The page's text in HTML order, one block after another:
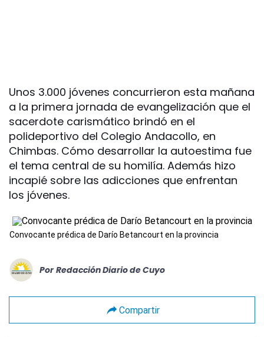
Unos 3.000 jóvenes concurrieron esta mañana
a la primera jornada de evangelización que el
sacerdote carismático brindó en el
polideportivo del Colegio Andacollo, en
Chimbas. Cómo desarrollar la autoestima fue
el tema central de su homilía. Además hizo
incapié sobre las adicciones que enfrentan
los jóvenes.
Convocante prédica de Darío Betancourt en la provincia
Por Redacción Diario de Cuyo
Compartir